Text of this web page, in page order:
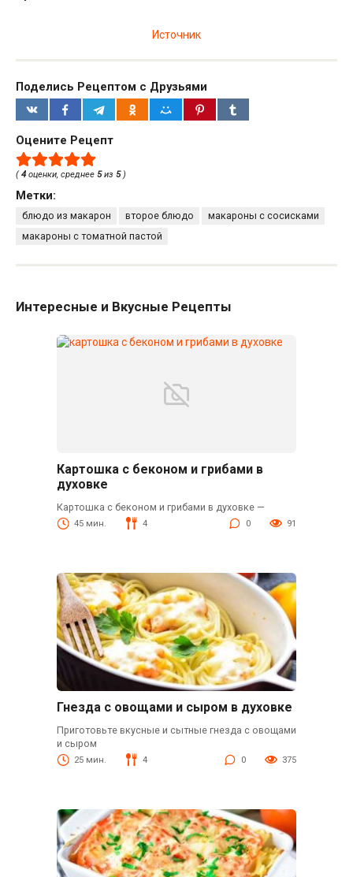
Источник
Поделись Рецептом с Друзьями
Оцените Рецепт
(4 оценки, среднее 5из 5)
Метки:
блюдо из макарон второе блюдо
макароны с сосисками
макароны с томатной пастой
Интересные и Вкусные Рецепты
Картошка с беконом и грибами в
духовке
Картошка с беконом и грибами в духовке —
45 мин. 4 0 91
Гнезда с овощами и сыром в духовке
Приготовьте вкусные и сытные гнезда с овощами
и сыром
25 мин. 4 0 375